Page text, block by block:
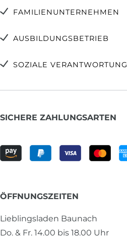
FAMILIENUNTERNEHMEN
AUSBILDUNGSBETRIEB
SOZIALE VERANTWORTUNG
SICHERE ZAHLUNGSARTEN
ÖFFNUNGSZEITEN
Lieblingsladen Baunach
Do. & Fr. 14.00 bis 18.00 Uhr